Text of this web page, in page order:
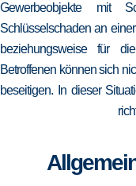
Gewerbeobjekte mit
Schlüsselschaden an
beziehungsweise für
Betroffenen können sich
beseitigen. In dieser